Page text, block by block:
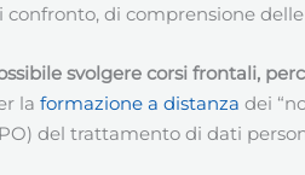
di comprensione
svolgere corsi frontali,
la formazione a distanza dei
del trattamento di dati